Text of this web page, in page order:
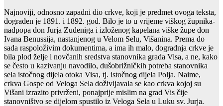
Najnoviji, odnosno zapadni dio crkve, koji je predmet ovoga teksta,
dograđen je 1891. i 1892. god. Bilo je to u vrijeme viškog župnika-
nadpopa don Jurja Zudeniga i izloženog kapelana viške župe don
Ivana Benussija, nastanjenog u Velom Selu, Višanina. Prema do
sada raspoloživim dokumentima, a ima ih malo, dogradnja crkve je
bila plod želje i novčanih sredstva stanovnika grada Visa, a ne, kako
se često u kazivanju navodilo, dušobrižničkih potreba stanovnika
sela istočnog dijela otoka Visa, tj. istočnog dijela Polja. Naime,
crkva Gospe od Veloga Sela doživljavala se kao crkva kojoj su
Višani izrazito privrženi, ponajprije mislim na grad Vis čije
stanovništvo se dijelom spustilo iz Veloga Sela u Luku sv. Jurja.